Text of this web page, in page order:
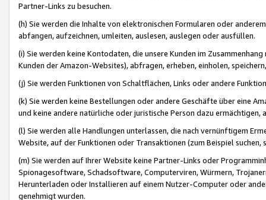
Partner-Links zu besuchen.
(h) Sie werden die Inhalte von elektronischen Formularen oder
abfangen, aufzeichnen, umleiten, auslesen, auslegen oder ausfüllen.
(i) Sie werden keine Kontodaten, die unsere Kunden im
Kunden der Amazon-Websites), abfragen, erheben, einholen,
(j) Sie werden Funktionen von Schaltflächen, Links oder andere
(k) Sie werden keine Bestellungen oder andere Geschäfte über eine
und keine andere natürliche oder juristische Person dazu
(l) Sie werden alle Handlungen unterlassen, die nach vernünftigem
Website, auf der Funktionen oder Transaktionen (zum Beispiel
(m) Sie werden auf Ihrer Website keine Partner-Links oder
Spionagesoftware, Schadsoftware, Computerviren, Würmern,
Herunterladen oder Installieren auf einem Nutzer-Computer oder
genehmigt wurden.